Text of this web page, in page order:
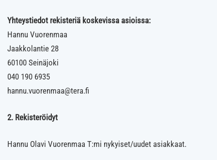
Yhteystiedot rekisteriä koskevissa asioissa:
Hannu Vuorenmaa
Jaakkolantie 28
60100 Seinäjoki
040 190 6935
hannu.vuorenmaa@tera.fi
2. Rekisteröidyt
Hannu Olavi Vuorenmaa T:mi nykyiset/uudet asiakkaat.